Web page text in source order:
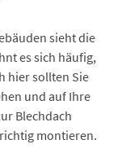
sieht die
es sich häufig,
hier sollten Sie
und auf Ihre
Blechdach
montieren.